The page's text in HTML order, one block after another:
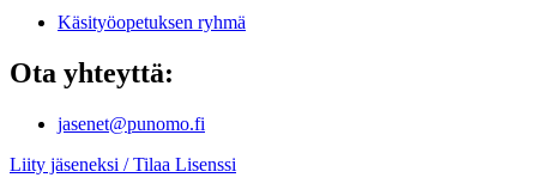
Käsityöopetuksen ryhmä
Ota yhteyttä:
jasenet@punomo.fi
Liity jäseneksi / Tilaa Lisenssi